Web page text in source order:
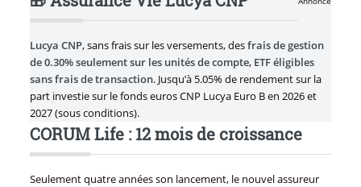
Lucya CNP, sans frais sur les versements, desfrais de gestion
de 0.30% seulement sur les unités de compte, ETF éligibles
sans frais de transaction. Jusqu’à 5.05% de rendement sur la
part investie sur le fonds euros CNP Lucya Euro B en 2026 et
2027 (sous conditions).
CORUM Life : 12 mois de croissance
Seulement quatre années son lancement, le nouvel assureur